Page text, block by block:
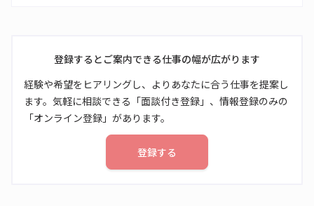
登録するとご案内できる仕事の幅が広がります
経験や希望をヒアリングし、よりあなたに合う仕事を提案し
ます。気軽に相談できる「面談付き登録」、情報登録のみの
「オンライン登録」があります。
登録する